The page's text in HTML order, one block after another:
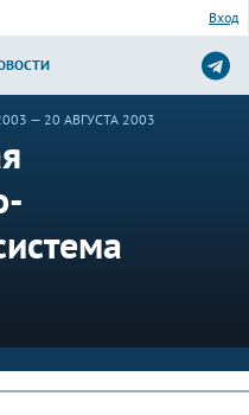
Вход
— 20 АВГУСТА 2003